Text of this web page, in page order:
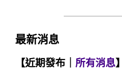
最新消息
【近期發布｜ 所有消息】